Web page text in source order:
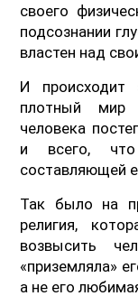
своего
подсознании
властен над
И происходит
плотный мир
человека
и всего, что
составляющей
Так было на
религия,
возвысить
«приземляла»
а не его